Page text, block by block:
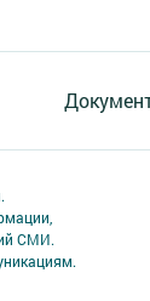
СМИ.